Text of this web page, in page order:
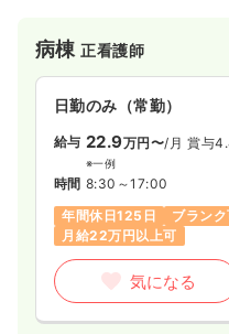
病棟正看護師
日勤のみ（常勤）
給与 22.9万円〜/月 賞与
※一例
時間 8:30～17:00
年間休日125日
ブラン
月給22万円以上可
気になる